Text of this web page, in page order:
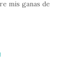
mis ganas de